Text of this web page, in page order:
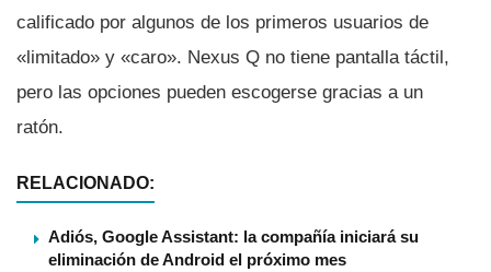
calificado por algunos de los primeros usuarios de
«limitado» y «caro». Nexus Q no tiene pantalla táctil,
pero las opciones pueden escogerse gracias a un
ratón.
RELACIONADO:
Adiós, Google Assistant: la compañía iniciará su
eliminación de Android el próximo mes